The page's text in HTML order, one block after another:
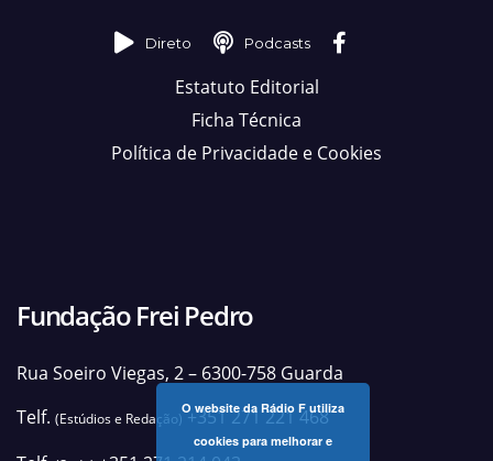
Direto Podcasts
Estatuto Editorial
Ficha Técnica
Política de Privacidade e Cookies
Fundação Frei Pedro
Rua Soeiro Viegas, 2 – 6300-758 Guarda
Telf. (Estúdios e Redação)+351 271 221 468
O website da Rádio F utiliza
cookies para melhorar e